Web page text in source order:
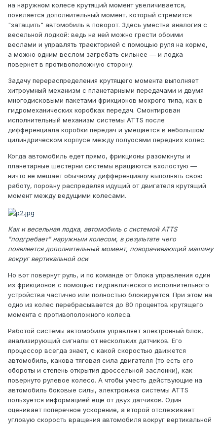
на наружном колесе крутящий момент увеличивается,
появляется дополнительный момент, который стремится
"затащить" автомобиль в поворот. Здесь уместна аналогия с
весельной лодкой: ведь на ней можно грести обоими
веслами и управлять траекторией с помощью руля на корме,
а можно одним веслом загребать сильнее — и лодка
повернет в противоположную сторону.
Задачу перераспределения крутящего момента выполняет
хитроумный механизм с планетарными передачами и двумя
многодисковыми пакетами фрикционов мокрого типа, как в
гидромеханических коробках передач. Смонтирован
исполнительный механизм системы ATTS после
дифференциала коробки передач и умещается в небольшом
цилиндрическом корпусе между полуосями передних колес.
Когда автомобиль едет прямо, фрикционы разомкнуты и
планетарные шестерни системы вращаются вхолостую —
ничто не мешает обычному дифференциалу выполнять свою
работу, поровну распределяя идущий от двигателя крутящий
момент между ведущими колесами.
Как и весельная лодка, автомобиль с системой ATTS
"подгребает" наружным колесом, в результате чего
появляется дополнительный момент, поворачивающий машину
вокруг вертикальной оси
Но вот повернут руль, и по команде от блока управления один
из фрикционов с помощью гидравлического исполнительного
устройства частично или полностью блокируется. При этом на
одно из колес перебрасывается до 80 процентов крутящего
момента с противоположного колеса.
Работой системы автомобиля управляет электронный блок,
анализирующий сигналы от нескольких датчиков. Его
процессор всегда знает, с какой скоростью движется
автомобиль, какова тяговая сила двигателя (то есть его
обороты и степень открытия дроссельной заслонки), как
повернуто рулевое колесо. А чтобы учесть действующие на
автомобиль боковые силы, электроника системы ATTS
пользуется информацией еще от двух датчиков. Один
оценивает поперечное ускорение, а второй отслеживает
угловую скорость вращения автомобиля вокруг вертикальной